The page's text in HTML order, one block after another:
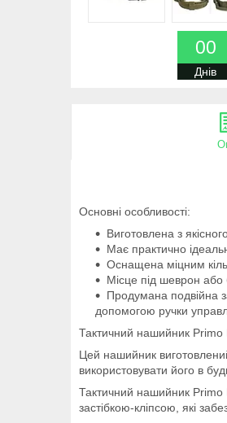
00
Днів
Основні особливості:
Виготовлена з
Має практично
Оснащена міцним
Місце під шеврон або
Продумана подвійна
допомогою ручки
Тактичний нашийник Primo
Цей нашийник
використовувати його в
Тактичний нашийник Primo
застібкою-кліпсою, які